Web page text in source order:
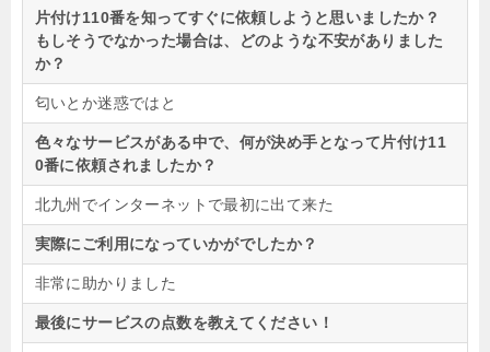
片付け110番を知ってすぐに依頼しようと思いましたか？
もしそうでなかった場合は、どのような不安がありました
か？
匂いとか迷惑ではと
色々なサービスがある中で、何が決め手となって片付け11
0番に依頼されましたか？
北九州でインターネットで最初に出て来た
実際にご利用になっていかがでしたか？
非常に助かりました
最後にサービスの点数を教えてください！